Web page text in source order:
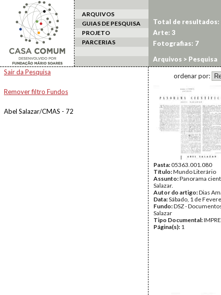
ARQUIVOS
GUIAS DE PESQUISA
PROJETO
PARCERIAS
Arquivos > Pesquisa
Sair da Pesquisa
Remover filtro Fundos
Abel Salazar/CMAS - 72
Total de resultados:
Arte: 3
Fotografias: 7
ordenar por:
Pasta:05363.001.080
Título:Mundo Literário
Assunto:Panorama
Salazar.
Autor do artigo:Dias
Data:Sábado, 1 de
Fundo:DSZ -
Salazar
Tipo Documental:
Página(s): 1